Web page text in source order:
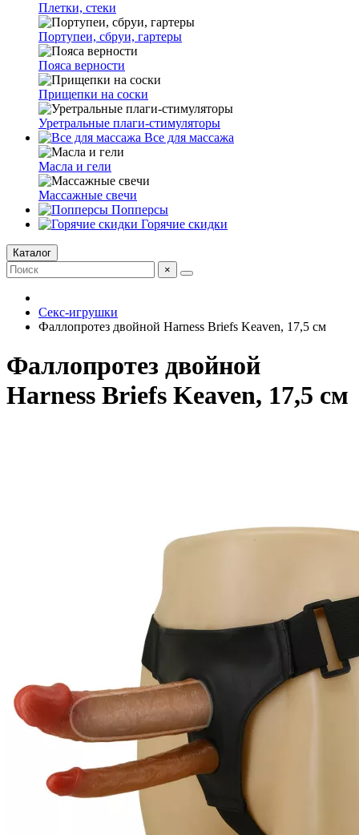
Плетки, стеки
Портупеи, сбруи, гартеры
Пояса верности
Прищепки на соски
Уретральные плаги-стимуляторы
Все для массажа
Масла и гели
Массажные свечи
Попперсы
Горячие скидки
Каталог
×
Секс-игрушки
Фаллопротез двойной Harness Briefs Keaven, 17,5 см
Фаллопротез двойной
Harness Briefs Keaven, 17,5 см